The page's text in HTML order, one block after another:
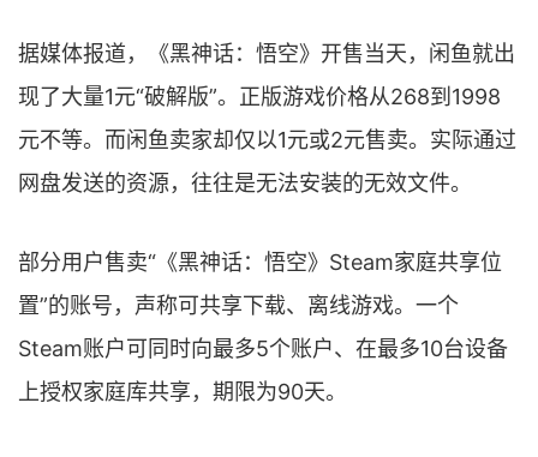
据媒体报道，《黑神话：悟空》开售当天，闲鱼就出
现了大量1元“破解版”。正版游戏价格从268到1998
元不等。而闲鱼卖家却仅以1元或2元售卖。实际通过
网盘发送的资源，往往是无法安装的无效文件。
部分用户售卖“《黑神话：悟空》Steam家庭共享位
置”的账号，声称可共享下载、离线游戏。一个
Steam账户可同时向最多5个账户、在最多10台设备
上授权家庭库共享，期限为90天。